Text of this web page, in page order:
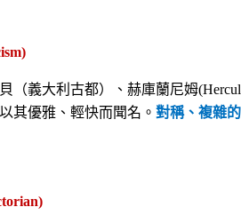
（義大利古都）、赫庫蘭尼姆
其優雅、輕快而聞名。 對稱、複雜